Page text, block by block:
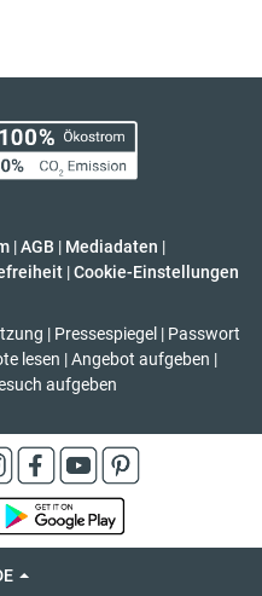
|AGB | Mediadaten |
| Cookie-Einstellungen
| Pressespiegel | Passwort
lesen | Angebot aufgeben |
aufgeben